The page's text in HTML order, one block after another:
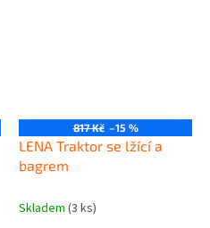
817 Kč –15 %
LENA Traktor se lžící a
bagrem
Skladem (3 ks)